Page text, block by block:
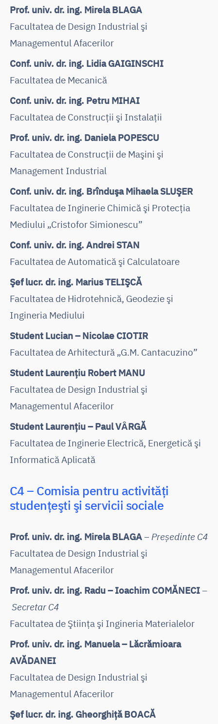
Prof. univ. dr. ing. Mirela BLAGA
Facultatea de Design Industrial şi
Managementul Afacerilor
Conf. univ. dr. ing. Lidia GAIGINSCHI
Facultatea de Mecanică
Conf. univ. dr. ing. Petru MIHAI
Facultatea de Construcţii şi Instalaţii
Prof. univ. dr. ing. Daniela POPESCU
Facultatea de Construcţii de Maşini şi
Management Industrial
Conf. univ. dr. ing. Brînduşa Mihaela SLUŞER
Facultatea de Inginerie Chimică şi Protecţia
Mediului „Cristofor Simionescu”
Conf. univ. dr. ing. Andrei STAN
Facultatea de Automatică şi Calculatoare
Şef lucr. dr. ing. Marius TELIŞCĂ
Facultatea de Hidrotehnică, Geodezie şi
Ingineria Mediului
Student Lucian – Nicolae CIOTIR
Facultatea de Arhitectură „G.M. Cantacuzino”
Student Laurenţiu Robert MANU
Facultatea de Design Industrial şi
Managementul Afacerilor
Student Laurenţiu – Paul VȂRGĂ
Facultatea de Inginerie Electrică, Energetică şi
Informatică Aplicată
C4 – Comisia pentru activităţi
studenţeşti şi servicii sociale
Prof. univ. dr. ing. Mirela BLAGA– Președinte C4
Facultatea de Design Industrial şi
Managementul Afacerilor
Prof. univ. dr. ing. Radu – Ioachim COMĂNECI–
Secretar C4
Facultatea de Ştiinţa şi Ingineria Materialelor
Prof. univ. dr. ing. Manuela – Lăcrămioara
AVĂDANEI
Facultatea de Design Industrial şi
Managementul Afacerilor
Şef lucr. dr. ing. Gheorghiţă BOACĂ